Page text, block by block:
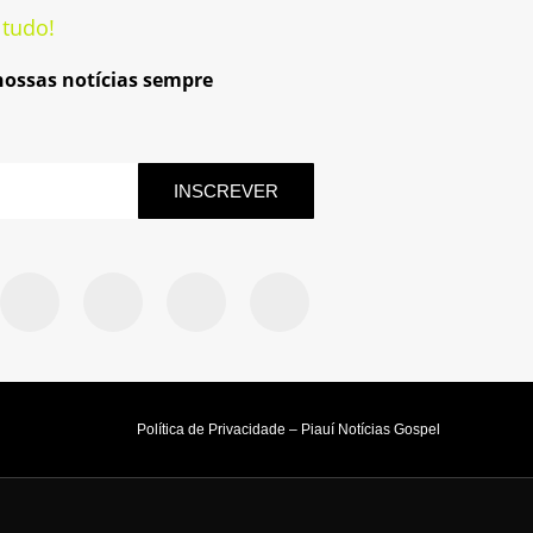
notícias sempre
INSCREVER
Política de Privacidade – Piauí Notícias Gospel